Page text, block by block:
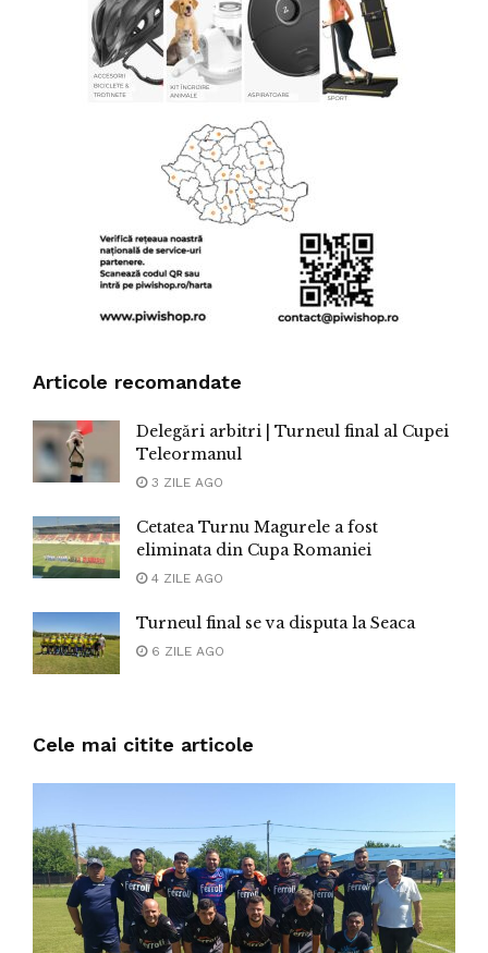
Articole recomandate
Delegări arbitri | Turneul final al Cupei
Teleormanul
3 ZILE AGO
Cetatea Turnu Magurele a fost
eliminata din Cupa Romaniei
4 ZILE AGO
Turneul final se va disputa la Seaca
6 ZILE AGO
Cele mai citite articole